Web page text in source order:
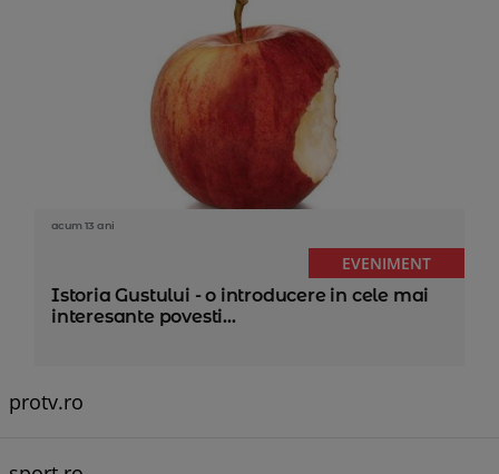
acum 13 ani
EVENIMENT
Istoria Gustului - o introducere in cele mai
interesante povesti...
protv.ro